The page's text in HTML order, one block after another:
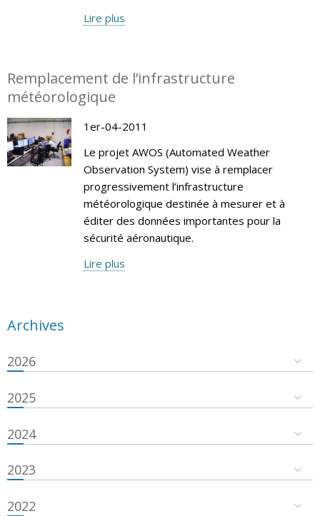
Lire plus
Remplacement de l’infrastructure
météorologique
1er-04-2011
Le projet AWOS (Automated Weather
Observation System) vise à remplacer
progressivement l’infrastructure
météorologique destinée à mesurer et à
éditer des données importantes pour la
sécurité aéronautique.
Lire plus
Archives
2026
2025
2024
2023
2022